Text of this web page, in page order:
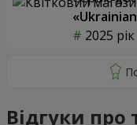
2025 рік
Відгуки про